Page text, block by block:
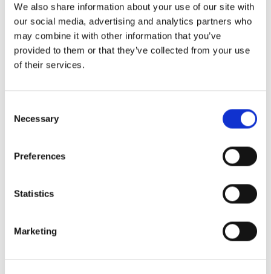
We also share information about your use of our site with
our social media, advertising and analytics partners who
may combine it with other information that you’ve
provided to them or that they’ve collected from your use
of their services.
Selection
Necessary
Preferences
Statistics
Marketing
I stedet for å skvise inn en telefonsamtale mellom
møtene, vil gjestene mye heller få en rask melding
som de kan kaste et blikk på og svare på når de har et
En rask melding høres bra ut.
Hva om du kunne nå ut til gjestene akkurat slik de
‘Guest Chat’ -- helt enkelt